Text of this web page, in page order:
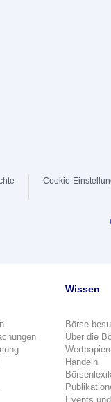
Cookie-
Wissen
Börse
Über die
Handeln
Events